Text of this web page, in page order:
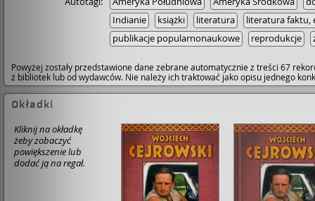
Indianie
książki literatura
literatura faktu,
publikacje popularnonaukowe
reprodukcje
Powyżej zostały przedstawione dane zebrane automatycznie z treści 67
z bibliotek lub od wydawców. Nie należy ich traktować jako opisu jednego
Okładki
Kliknij na okładkę
żeby zobaczyć
powiększenie lub
dodać ją na regał.